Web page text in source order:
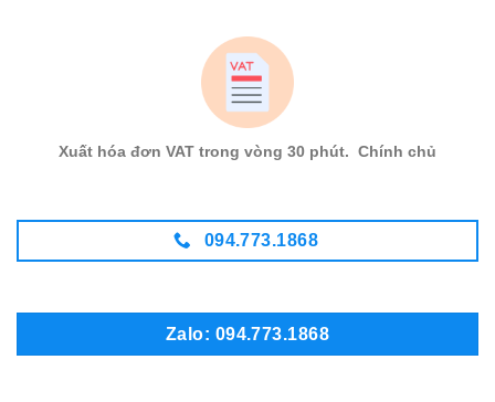
Xuất hóa đơn VAT trong vòng 30 phút. Chính chủ
094.773.1868
Zalo: 094.773.1868